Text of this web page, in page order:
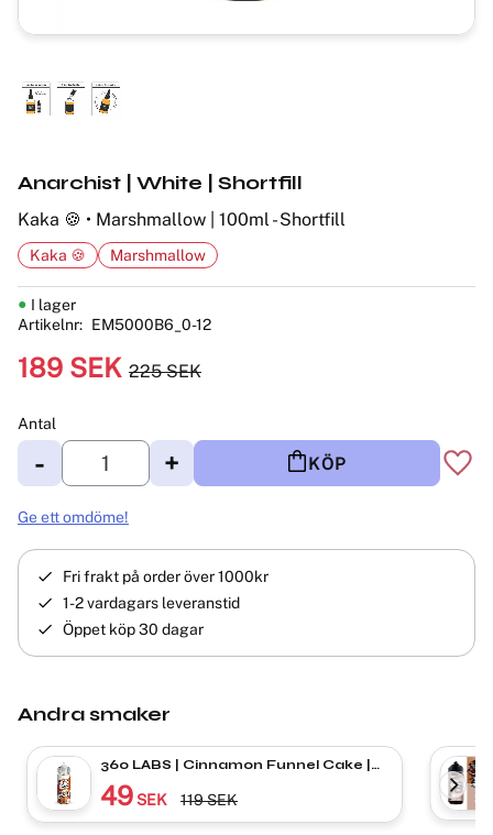
Anarchist | White | Shortfill
Kaka 🍪 • Marshmallow | 100ml - Shortfill
Nedsatt pris:
189 SEK Ordinarie pris:
225SEK
Antal
+
- KÖP
I lager
Artikelnr
EM5000B6_0-12
Kaka 🍪 Marshmallow
Ge ett omdöme!
Fri frakt på order över 1000kr
1-2 vardagars leveranstid
Öppet köp 30 dagar
Andra smaker
360 LABS | Cinnamon Funnel Cake |
Shortfill
49 SEK 119SEK